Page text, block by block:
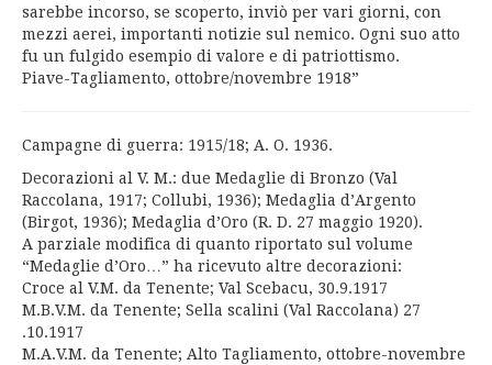
sarebbe incorso, se scoperto, inviò per vari giorni, con
mezzi aerei, importanti notizie sul nemico. Ogni suo atto
fu un fulgido esempio di valore e di patriottismo.
Piave-Tagliamento, ottobre/novembre 1918”
Campagne di guerra: 1915/18; A. O. 1936.
Decorazioni al V. M.: due Medaglie di Bronzo (Val
Raccolana, 1917; Collubi, 1936); Medaglia d’Argento
(Birgot, 1936); Medaglia d’Oro (R. D. 27 maggio 1920).
A parziale modifica di quanto riportato sul volume
“Medaglie d’Oro…” ha ricevuto altre decorazioni:
Croce al V.M. da Tenente; Val Scebacu, 30.9.1917
M.B.V.M. da Tenente; Sella scalini (Val Raccolana) 27
.10.1917
M.A.V.M. da Tenente; Alto Tagliamento, ottobre-novembre